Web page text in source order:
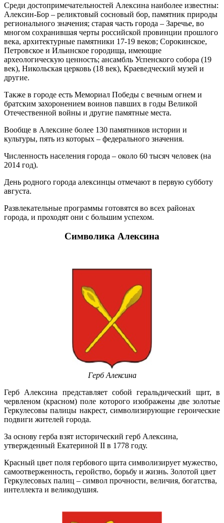
Среди достопримечательностей Алексина наиболее известны:
Алексин-Бор – реликтовый сосновый бор, памятник природы
регионального значения; старая часть города – Заречье, во
многом сохранившая черты российской провинции прошлого
века, архитектурные памятники 17-19 веков; Сорокинское,
Петровское и Ильинское городища, имеющие
археологическую ценность; ансамбль Успенского собора (19
век), Никольская церковь (18 век), Краеведческий музей и
другие.
Также в городе есть Мемориал Победы с вечным огнем и
братским захоронением воинов павших в годы Великой
Отечественной войны и другие памятные места.
Вообще в Алексине более 130 памятников истории и
культуры, пять из которых – федерального значения.
Численность населения города – около 60 тысяч человек (на
2014 год).
День родного города алексинцы отмечают в первую субботу
августа.
Развлекательные программы готовятся во всех районах
города, и проходят они с большим успехом.
Символика Алексина
Герб Алексина
Герб Алексина представляет собой геральдический щит, в
червленом (красном) поле которого изображены две золотые
Геркулесовы палицы накрест, символизирующие героические
подвиги жителей города.
За основу герба взят исторический герб Алексина,
утвержденный Екатериной II в 1778 году.
Красный цвет поля гербового щита символизирует мужество,
самоотверженность, геройство, борьбу и жизнь. Золотой цвет
Геркулесовых палиц – символ прочности, величия, богатства,
интеллекта и великодушия.